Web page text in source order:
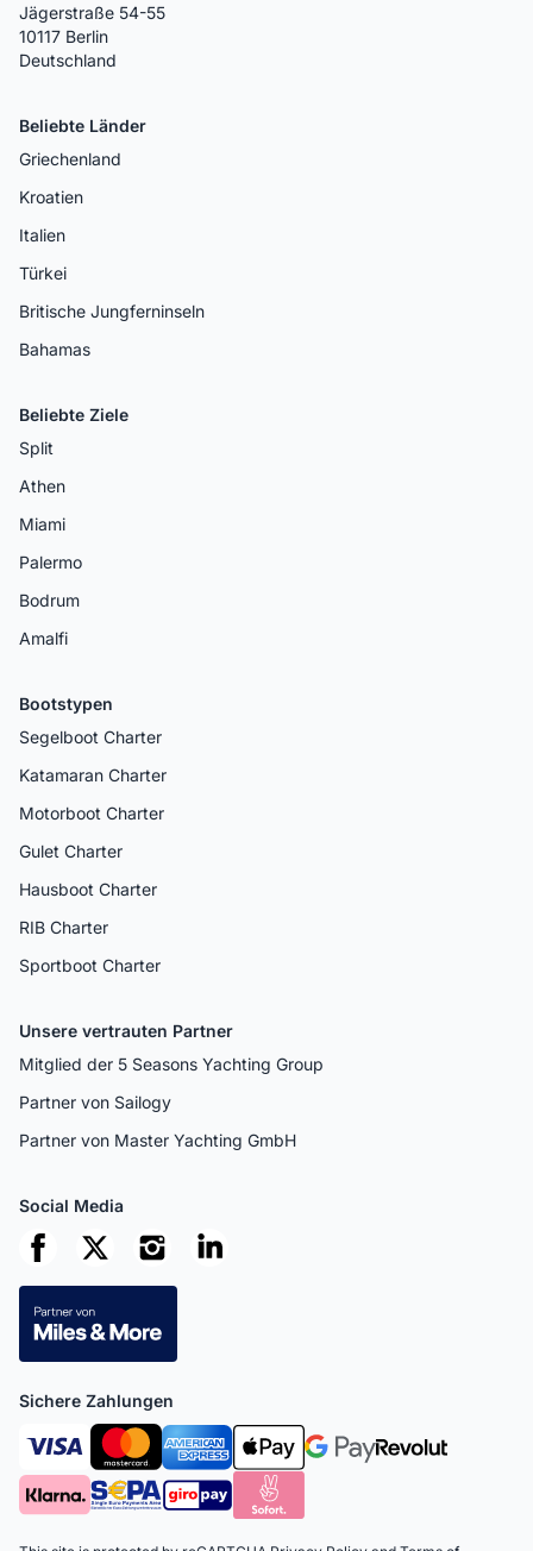
Jägerstraße 54-55
10117 Berlin
Deutschland
Beliebte Länder
Griechenland
Kroatien
Italien
Türkei
Britische Jungferninseln
Bahamas
Beliebte Ziele
Split
Athen
Miami
Palermo
Bodrum
Amalfi
Bootstypen
Segelboot Charter
Katamaran Charter
Motorboot Charter
Gulet Charter
Hausboot Charter
RIB Charter
Sportboot Charter
Unsere vertrauten Partner
Mitglied der 5 Seasons Yachting Group
Partner von Sailogy
Partner von Master Yachting GmbH
Social Media
Sichere Zahlungen